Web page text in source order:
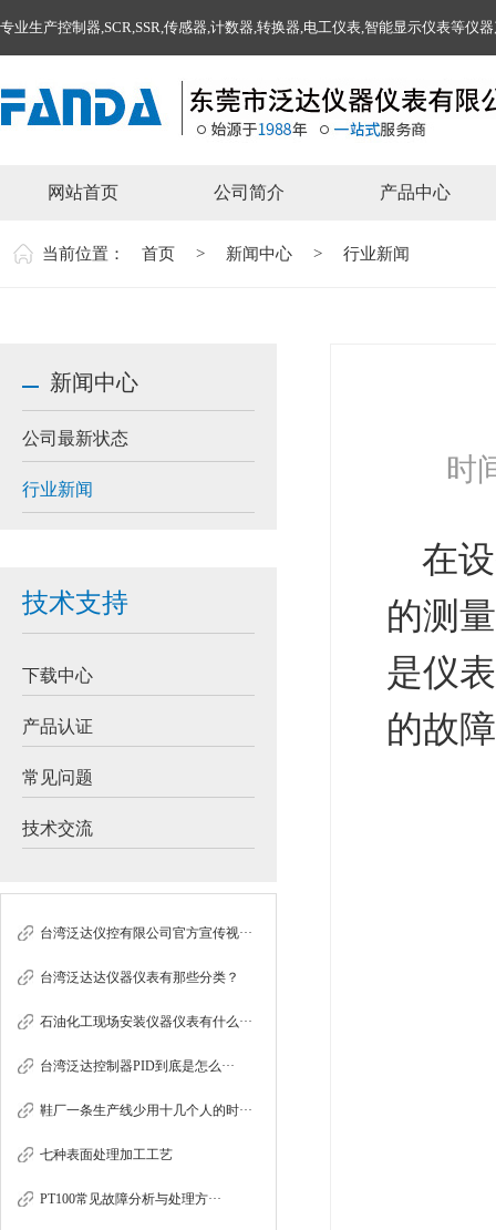
专业生产控制器,SCR,SSR,传感器,计数器,转换器,电工仪表,智能显示仪表等仪
网站首页 公司简介 产品中心
当前位置： 首页 > 新闻中心 > 行业新闻
时
在
的测
是仪
的故
新闻中心
公司最新状态
行业新闻
技术支持
下载中心
产品认证
常见问题
技术交流
台湾泛达仪控有限公司官方宣传视···
台湾泛达达仪器仪表有那些分类？
石油化工现场安装仪器仪表有什么···
台湾泛达控制器PID到底是怎么···
鞋厂一条生产线少用十几个人的时···
七种表面处理加工工艺
PT100常见故障分析与处理方···